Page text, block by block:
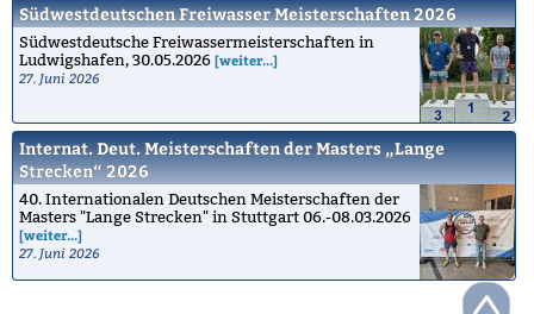
Südwestdeutschen Freiwasser Meisterschaften 2026
Südwestdeutsche Freiwassermeisterschaften in
Ludwigshafen, 30.05.2026 [weiter...]
27. Juni 2026
Internat. Deut. Meisterschaften der Masters „Lange
Strecken“ 2026
40. Internationalen Deutschen Meisterschaften der
Masters "Lange Strecken" in Stuttgart 06.-08.03.2026
[weiter...]
27. Juni 2026